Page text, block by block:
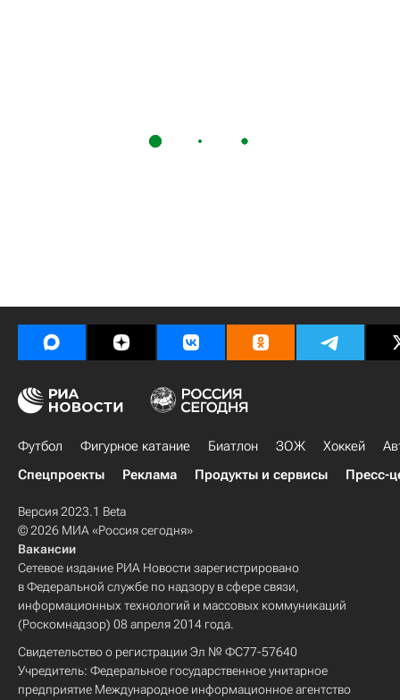
Футбол Фигурное катание Биатлон ЗОЖ Хоккей
Спецпроекты
Реклама Продукты и сервисы Пресс-
Версия 2023.1 Beta
© 2026 МИА «Россия сегодня»
Вакансии
Сетевое издание РИА Новости зарегистрировано
в Федеральной службе по надзору в сфере связи,
информационных технологий и массовых коммуникаций
(Роскомнадзор) 08 апреля 2014 года.
Свидетельство о регистрации Эл № ФС77-57640
Учредитель: Федеральное государственное унитарное
предприятие Международное информационное агентство